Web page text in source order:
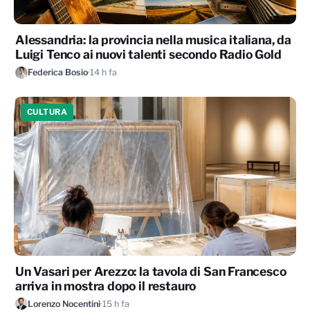
Alessandria: la provincia nella musica italiana, da
Luigi Tenco ai nuovi talenti secondo Radio Gold
Federica Bosio·14 h fa
CULTURA
Un Vasari per Arezzo: la tavola di San Francesco
arriva in mostra dopo il restauro
Lorenzo Nocentini·15 h fa